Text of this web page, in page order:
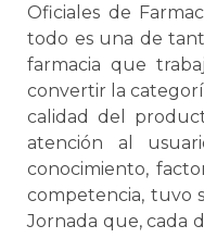
Oficiales de
todo es una de
farmacia que
convertir la
calidad del
atención al
conocimiento,
competencia, tuvo
Jornada que, cada